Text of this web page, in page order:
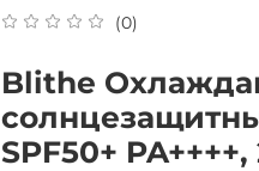
(0)
Blithe
SPF50+ PA++++,